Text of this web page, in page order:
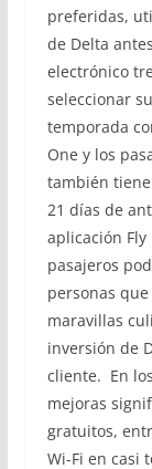
preferidas,
de Delta
electrónico
seleccionar
temporada
One y los
también
21 días de
aplicación
pasajeros
personas
maravillas
inversión de
cliente. En
mejoras
gratuitos,
Wi-Fi en casi